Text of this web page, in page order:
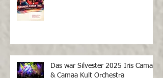
Das war Silvester 2025 Iris Camaa
& Camaa Kult Orchestra